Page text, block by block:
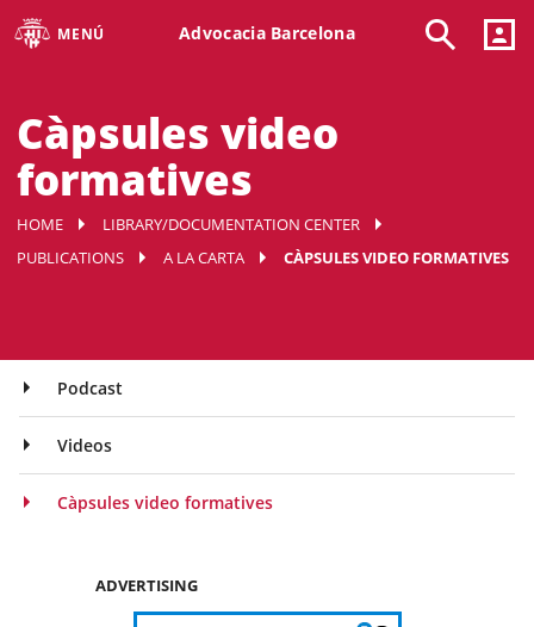
MENÚ Advocacia Barcelona
Càpsules video
formatives
HOME
LIBRARY/DOCUMENTATION CENTER
PUBLICATIONS
A LA CARTA CÀPSULES VIDEO FORMATIVES
Podcast
Videos
Càpsules video formatives
ADVERTISING